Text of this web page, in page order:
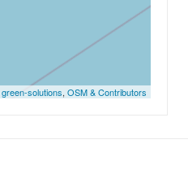
green-solutions, OSM & Contributors